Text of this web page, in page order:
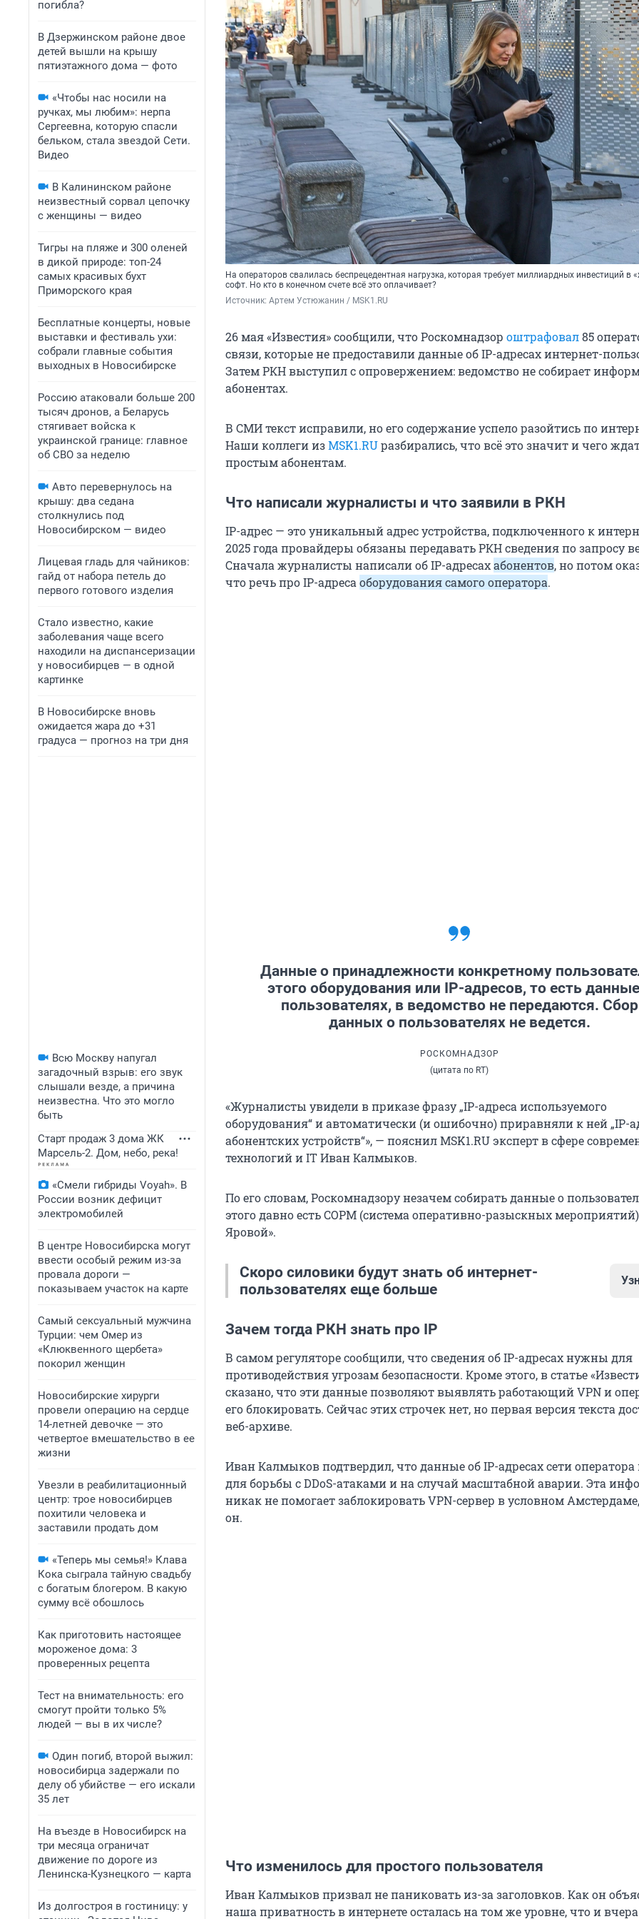
погибла?
В Дзержинском районе двое
детей вышли на крышу
пятиэтажного дома — фото
«Чтобы нас носили на
ручках, мы любим»: нерпа
Сергеевна, которую спасли
бельком, стала звездой Сети.
Видео
В Калининском районе
неизвестный сорвал цепочку
с женщины — видео
Тигры на пляже и 300 оленей
в дикой природе: топ-24
самых красивых бухт
Приморского края
Бесплатные концерты, новые
выставки и фестиваль ухи:
собрали главные события
выходных в Новосибирске
Россию атаковали больше 200
тысяч дронов, а Беларусь
стягивает войска к
украинской границе: главное
об СВО за неделю
Авто перевернулось на
крышу: два седана
столкнулись под
Новосибирском — видео
Лицевая гладь для чайников:
гайд от набора петель до
первого готового изделия
Стало известно, какие
заболевания чаще всего
находили на диспансеризации
у новосибирцев — в одной
картинке
В Новосибирске вновь
ожидается жара до +31
градуса — прогноз на три дня
Всю Москву напугал
загадочный взрыв: его звук
слышали везде, а причина
неизвестна. Что это могло
быть
Старт продаж 3 дома ЖК
Марсель-2. Дом, небо, река!
«Смели гибриды Voyah». В
России возник дефицит
электромобилей
В центре Новосибирска могут
ввести особый режим из-за
провала дороги —
показываем участок на карте
Самый сексуальный мужчина
Турции: чем Омер из
«Клюквенного щербета»
покорил женщин
Новосибирские хирурги
провели операцию на сердце
14-летней девочке — это
четвертое вмешательство в ее
жизни
Увезли в реабилитационный
центр: трое новосибирцев
похитили человека и
заставили продать дом
«Теперь мы семья!» Клава
Кока сыграла тайную свадьбу
с богатым блогером. В какую
сумму всё обошлось
Как приготовить настоящее
мороженое дома: 3
проверенных рецепта
Тест на внимательность: его
смогут пройти только 5%
людей — вы в их числе?
Один погиб, второй выжил:
новосибирца задержали по
делу об убийстве — его искали
35 лет
На въезде в Новосибирск на
три месяца ограничат
движение по дороге из
Ленинска-Кузнецкого — карта
Из долгостроя в гостиницу: у
На операторов свалилась беспрецедентная нагрузка, которая требует миллиардных инвестиций в
софт. Но кто в конечном счете всё это оплачивает?
Источник: Артем Устюжанин / MSK1.RU
26 мая «Известия» сообщили, что Роскомнадзор оштрафовал85
связи, которые не предоставили данные об IP-адресах интернет-
Затем РКН выступил с опровержением: ведомство не собирает
абонентах.
В СМИ текст исправили, но его содержание успело разойтись по
Наши коллеги изMSK1.RUразбирались, что всё это значит и чего
простым абонентам.
Что написали журналисты и что заявили в РКН
IP-адрес — это уникальный адрес устройства, подключенного к
2025 года провайдеры обязаны передавать РКН сведения по запросу
Сначала журналисты написали об IP-адресахабонентов, но потом
что речь про IP-адреса оборудования самого оператора.
Данные о принадлежности конкретному
этого оборудования или IP-адресов, то есть
пользователях, в ведомство не передаются. Сбор
данных о пользователях не ведется.
РОСКОМНАДЗОР
(цитата по RT)
«Журналисты увидели в приказе фразу „IP-адреса используемого
оборудования“ и автоматически (и ошибочно) приравняли к ней „IP-
абонентских устройств“», — пояснил MSK1.RU эксперт в сфере
технологий и IT Иван Калмыков.
По его словам, Роскомнадзору незачем собирать данные о
этого давно есть СОРМ (система оперативно-разыскных
Яровой».
Скоро силовики будут знать об интернет-
пользователях еще больше
операторы должны передавать силовым структурам. Как обнаружил
«Коммерсант», речь о следующих сведениях: паспортные и
ИНН, банковские реквизиты, IP-адреса, домены, логины,
организационные сведения.
Зачем тогда РКН знать про IP
В самом регуляторе сообщили, что сведения об IP-адресах нужны для
противодействия угрозам безопасности. Кроме этого, в статье
сказано, что эти данные позволяют выявлять работающий VPN и
его блокировать. Сейчас этих строчек нет, но первая версия текста
веб-архиве.
Иван Калмыков подтвердил, что данные об IP-адресах сети
для борьбы с DDoS-атаками и на случай масштабной аварии. Эта
никак не помогает заблокировать VPN-сервер в условном
он.
Что изменилось для простого пользователя
Иван Калмыков призвал не паниковать из-за заголовков. Как он
наша приватность в интернете осталась на том же уровне, что и